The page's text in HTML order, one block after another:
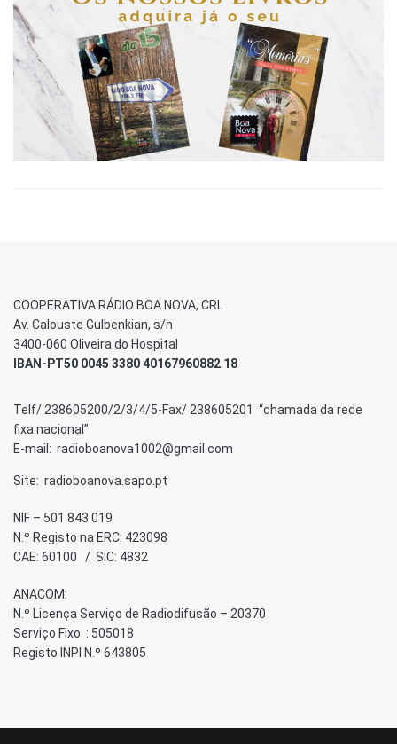
COOPERATIVA RÁDIO BOA NOVA, CRL
Av. Calouste Gulbenkian, s/n
3400-060 Oliveira do Hospital
IBAN-PT50 0045 3380 40167960882 18
Telf/ 238605200/2/3/4/5-Fax/ 238605201 “chamada da rede
fixa nacional”
E-mail: radioboanova1002@gmail.com
Site: radioboanova.sapo.pt
NIF – 501 843 019
N.º Registo na ERC: 423098
CAE: 60100 / SIC: 4832
ANACOM:
N.º Licença Serviço de Radiodifusão – 20370
Serviço Fixo : 505018
Registo INPI N.º 643805